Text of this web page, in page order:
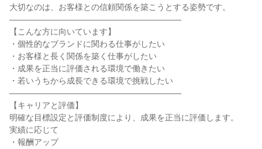
大切なのは、お客様との信頼関係を築こうとする姿勢です。
―――――――――――――――――――――
【こんな方に向いています】
・個性的なブランドに関わる仕事がしたい
・お客様と長く関係を築く仕事がしたい
・成果を正当に評価される環境で働きたい
・若いうちから成長できる環境で挑戦したい
―――――――――――――――――――――
【キャリアと評価】
明確な目標設定と評価制度により、成果を正当に評価します。
実績に応じて
・報酬アップ